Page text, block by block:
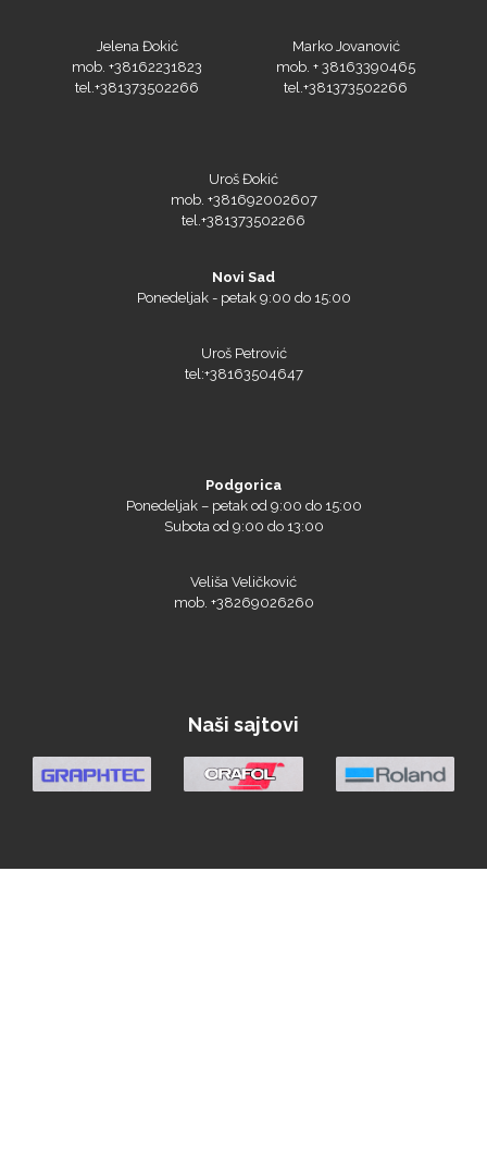
Jelena Đokić
mob. +38162231823
tel.+381373502266
Marko Jovanović
mob. + 38163390465
tel.+381373502266
Uroš Đokić
mob. +381692002607
tel.+381373502266
Novi Sad
Ponedeljak - petak 9:00 do 15:00
Uroš Petrović
tel:+38163504647
Podgorica
Ponedeljak – petak od 9:00 do 15:00
Subota od 9:00 do 13:00
Veliša Veličković
mob. +38269026260
Naši sajtovi